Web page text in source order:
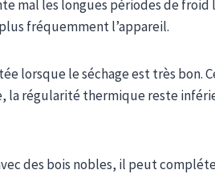
mal les longues périodes de froid
fréquemment l’appareil.
lorsque le séchage est très bon.
la régularité thermique reste
des bois nobles, il peut